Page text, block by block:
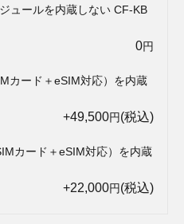
ュールを内蔵しない CF-KB
0円
カード＋eSIM対応）を内蔵
+49,500円(税込)
カード＋eSIM対応）を内蔵
+22,000円(税込)